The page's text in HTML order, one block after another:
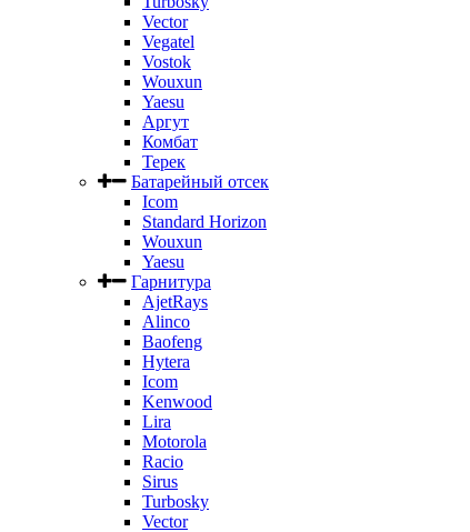
Vector
Vegatel
Vostok
Wouxun
Yaesu
Аргут
Комбат
Терек
Батарейный отсек
Icom
Standard Horizon
Wouxun
Yaesu
Гарнитура
AjetRays
Alinco
Baofeng
Hytera
Icom
Kenwood
Lira
Motorola
Racio
Sirus
Turbosky
Vector